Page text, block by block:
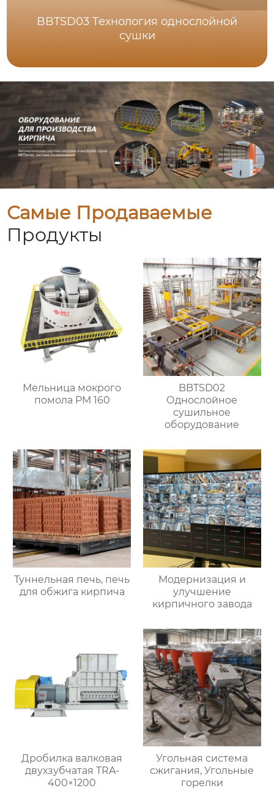
BBTSD03 Технология однослойной
сушки
Самые Продаваемые
Продукты
Мельница мокрого
помола PM 160
BBTSD02
Однослойное
сушильное
оборудование
Туннельная печь, печь
для обжига кирпича
Модернизация и
улучшение
кирпичного завода
Дробилка валковая
двухзубчатая TRA-
400×1200
Угольная система
сжигания, Угольные
горелки